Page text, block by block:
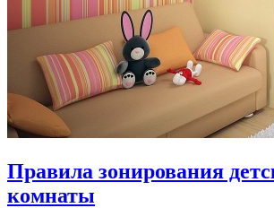
Правила зонирования
комнаты